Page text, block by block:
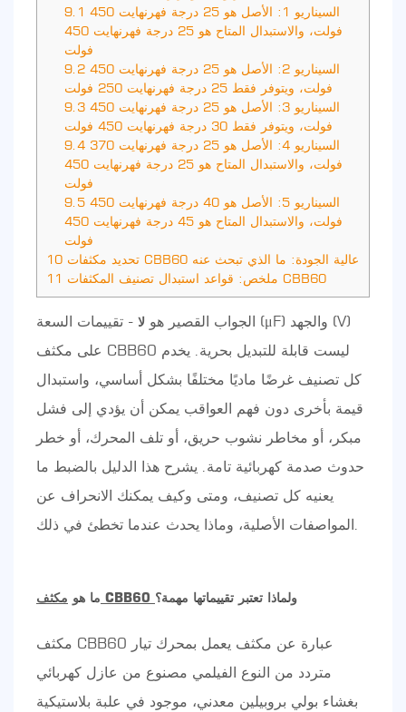
9.1
فولت، والاستبدال المتاح هو 25 درجة فهرنهايت 450
فولت
9.2
فولت، ويتوفر فقط 25 درجة فهرنهايت 250 فولت
9.3
فولت، ويتوفر فقط 30 درجة فهرنهايت 450 فولت
9.4
فولت، والاستبدال المتاح هو 25 درجة فهرنهايت 450
فولت
9.5
فولت، والاستبدال المتاح هو 45 درجة فهرنهايت 450
فولت
10
تحديد مكثفات CBB60 عالية الجودة: ما الذي تبحث عنه
11
ملخص: قواعد استبدال تصنيف المكثفات CBB60
الجواب القصير هو لا - تقييمات السعة (μF) والجهد (V)
على مكثف CBB60 ليست قابلة للتبديل بحرية. يخدم
كل تصنيف غرضًا ماديًا مختلفًا بشكل أساسي، واستبدال
قيمة بأخرى دون فهم العواقب يمكن أن يؤدي إلى فشل
مبكر، أو مخاطر نشوب حريق، أو تلف المحرك، أو خطر
حدوث صدمة كهربائية تامة. يشرح هذا الدليل بالضبط ما
يعنيه كل تصنيف، ومتى وكيف يمكنك الانحراف عن
المواصفات الأصلية، وماذا يحدث عندما تخطئ في ذلك.
ما هو مكثف CBB60 ولماذا تعتبر تقييماتها مهمة؟
مكثف CBB60 عبارة عن مكثف يعمل بمحرك تيار
متردد من النوع الفيلمي مصنوع من عازل كهربائي
بغشاء بولي بروبيلين معدني، موجود في علبة بلاستيكية